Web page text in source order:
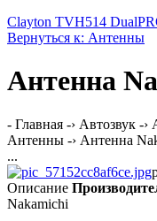
Clayton TVH514 Dual
Вернуться к: Антенны
Антенна
- Главная -› Автозвук -
Антенны -› Антенна
...
Описание
Nakamichi